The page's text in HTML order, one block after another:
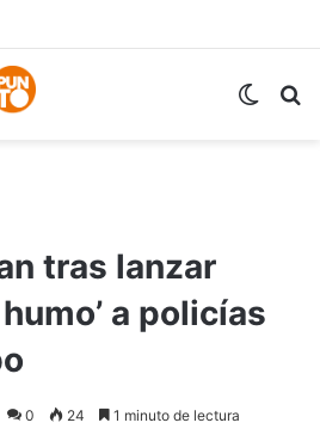
tras lanzar
a policías
0 24 1 minuto de lectura